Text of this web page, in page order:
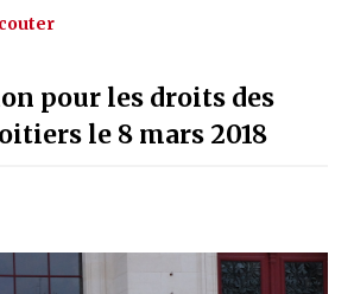
pour les droits des
le 8 mars 2018